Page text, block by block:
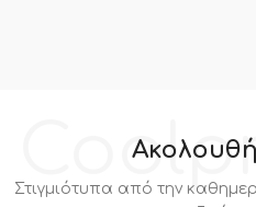
Στιγμιότυπα από την